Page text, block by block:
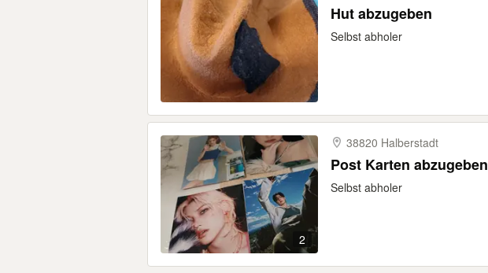
Hut abzugeben
Selbst abholer
2
38820 Halberstadt
Post Karten abzugeben
Selbst abholer